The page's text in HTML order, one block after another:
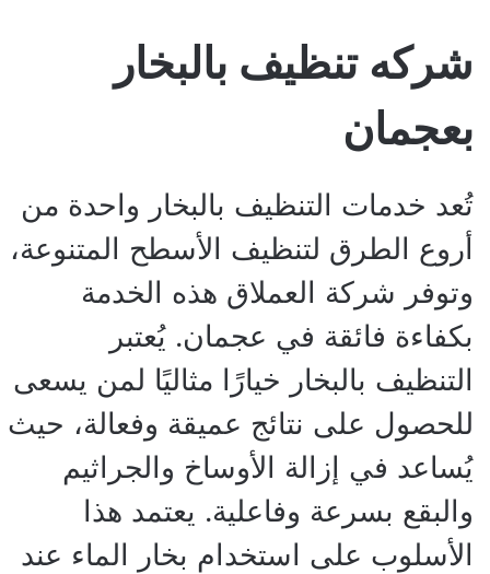
شركه تنظيف بالبخار
بعجمان
تُعد خدمات التنظيف بالبخار واحدة من
أروع الطرق لتنظيف الأسطح المتنوعة،
وتوفر شركة العملاق هذه الخدمة
بكفاءة فائقة في عجمان. يُعتبر
التنظيف بالبخار خيارًا مثاليًا لمن يسعى
للحصول على نتائج عميقة وفعالة، حيث
يُساعد في إزالة الأوساخ والجراثيم
والبقع بسرعة وفاعلية. يعتمد هذا
الأسلوب على استخدام بخار الماء عند